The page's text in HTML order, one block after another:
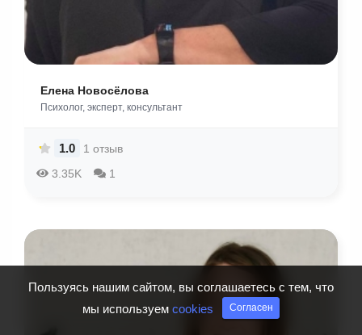
Елена Новосёлова
Психолог, эксперт, консультант
3.35K 1
1.0 1 отзыв
Пользуясь нашим сайтом, вы соглашаетесь с тем, что
мы используем cookies Согласен